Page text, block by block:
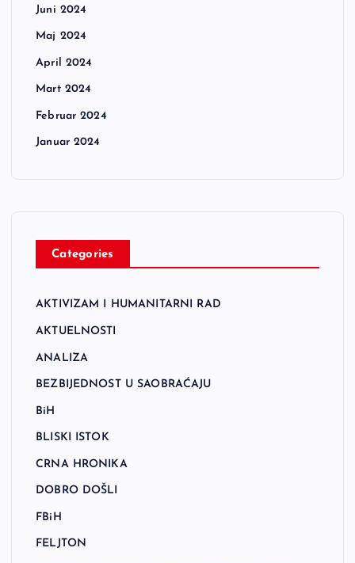
Juni 2024
Maj 2024
April 2024
Mart 2024
Februar 2024
Januar 2024
Categories
AKTIVIZAM I HUMANITARNI RAD
AKTUELNOSTI
ANALIZA
BEZBIJEDNOST U SAOBRAĆAJU
BiH
BLISKI ISTOK
CRNA HRONIKA
DOBRO DOŠLI
FBiH
FELJTON